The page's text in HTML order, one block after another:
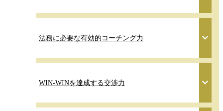
法務に必要な有効的コーチング力
WIN-WINを達成する交渉力